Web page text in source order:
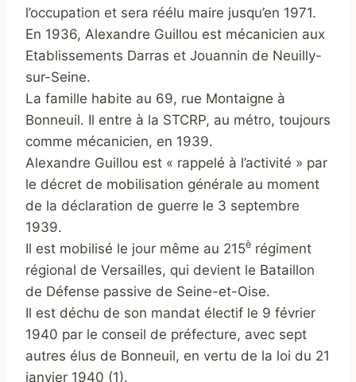
l’occupation et sera réélu maire jusqu’en 1971.
En 1936, Alexandre Guillou est mécanicien aux
Etablissements Darras et Jouannin de Neuilly-
sur-Seine.
La famille habite au 69, rue Montaigne à
Bonneuil. Il entre à la STCRP, au métro, toujours
comme mécanicien, en 1939.
Alexandre Guillou est « rappelé à l’activité » par
le décret de mobilisation générale au moment
de la déclaration de guerre le 3 septembre
1939.
Il est mobilisé le jour même au 215è régiment
régional de Versailles, qui devient le Bataillon
de Défense passive de Seine-et-Oise.
Il est déchu de son mandat électif le 9 février
1940 par le conseil de préfecture, avec sept
autres élus de Bonneuil, en vertu de la loi du 21
janvier 1940 (1).